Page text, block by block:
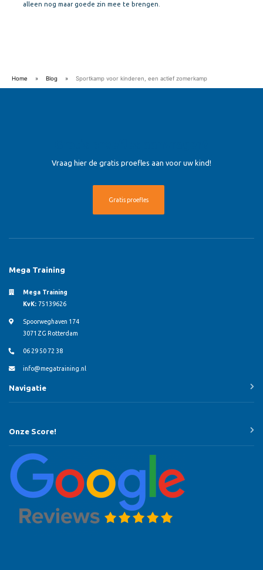
alleen nog maar goede zin mee te brengen.
Home » Blog » Sportkamp voor kinderen, een actief zomerkamp
Vraag hier de gratis proefles aan voor uw kind!
Gratis proefles
Mega Training
Mega Training
KvK: 75139626
Spoorweghaven 174
3071 ZG Rotterdam
06 29 50 72 38
info@megatraining.nl
Navigatie
Onze Score!